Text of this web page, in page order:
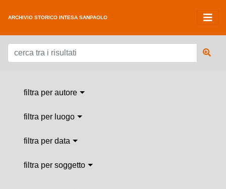
ARCHIVIO STORICO INTESA SANPAOLO
filtra per autore
filtra per luogo
filtra per data
filtra per soggetto